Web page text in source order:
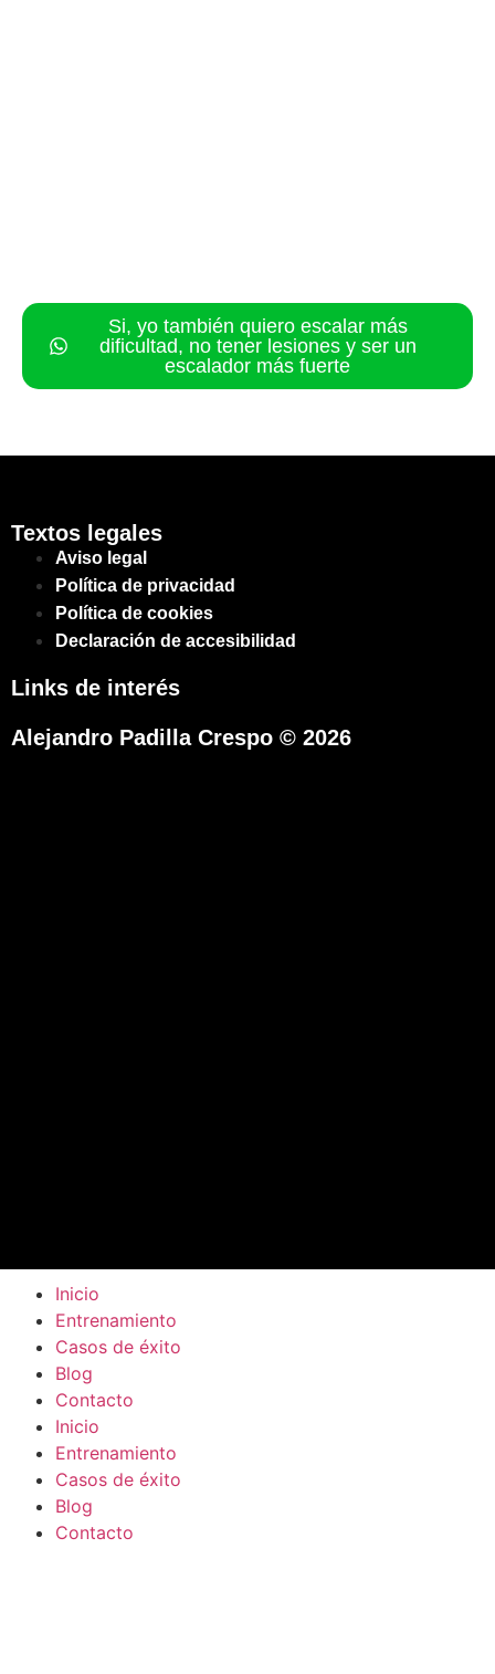
Si, yo también quiero escalar más
dificultad, no tener lesiones y ser un
escalador más fuerte
Textos legales
Aviso legal
Política de privacidad
Política de cookies
Declaración de accesibilidad
Links de interés
Alejandro Padilla Crespo © 2026
Inicio
Entrenamiento
Casos de éxito
Blog
Contacto
Inicio
Entrenamiento
Casos de éxito
Blog
Contacto